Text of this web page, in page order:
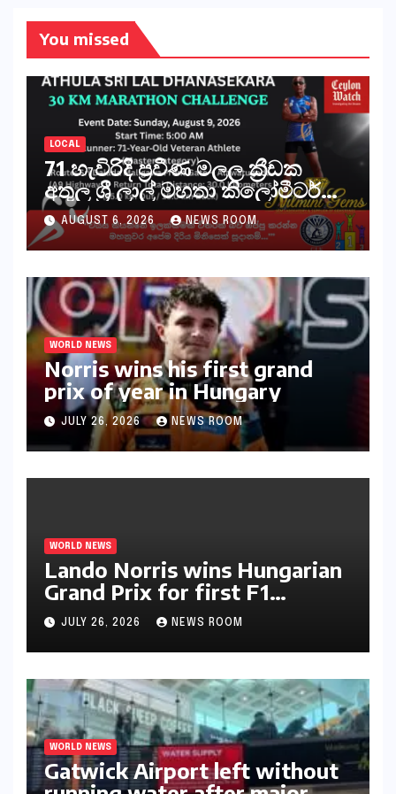
You missed
LOCAL
71 හැවිරිදි ප්‍රවීණ මලල ක්‍රීඩක
අතුල ශ්‍රී ලාල් මහතා කිලෝමීටර්
30ක විශේෂ මැරතන් ධාවන
අභියෝගයකට සැරසෙයි
AUGUST 6, 2026 NEWS ROOM
WORLD NEWS
Norris wins his first grand
prix of year in Hungary​​
JULY 26, 2026 NEWS ROOM
WORLD NEWS
Lando Norris wins Hungarian
Grand Prix for first F1
triumph in 2026​​
JULY 26, 2026 NEWS ROOM
WORLD NEWS
Gatwick Airport left without